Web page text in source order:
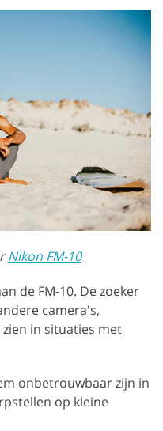
Nikon FM-10
de FM-10. De zoeker
camera's,
in situaties met
onbetrouwbaar zijn in
op kleine